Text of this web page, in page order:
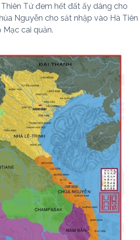
Tứ đem hết đất ấy dâng cho
Nguyễn cho sảt nhập vào Hà Tiên
Mạc cai quản.